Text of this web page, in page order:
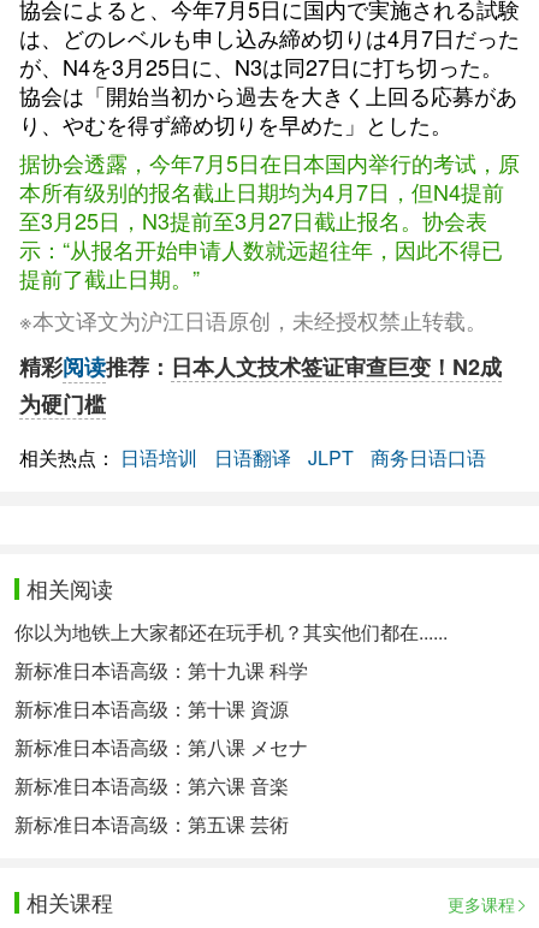
協会によると、今年7月5日に国内で実施される試験
は、どのレベルも申し込み締め切りは4月7日だった
が、N4を3月25日に、N3は同27日に打ち切った。
協会は「開始当初から過去を大きく上回る応募があ
り、やむを得ず締め切りを早めた」とした。
据协会透露，今年7月5日在日本国内举行的考试，原
本所有级别的报名截止日期均为4月7日，但N4提前
至3月25日，N3提前至3月27日截止报名。协会表
示：“从报名开始申请人数就远超往年，因此不得已
提前了截止日期。”
※本文译文为沪江日语原创，未经授权禁止转载。
精彩阅读推荐： 日本人文技术签证审查巨变！N2成
为硬门槛
相关热点： 日语培训 日语翻译 JLPT 商务日语口语
相关阅读
你以为地铁上大家都还在玩手机？其实他们都在......
新标准日本语高级：第十九课 科学
新标准日本语高级：第十课 資源
新标准日本语高级：第八课 メセナ
新标准日本语高级：第六课 音楽
新标准日本语高级：第五课 芸術
相关课程 更多课程